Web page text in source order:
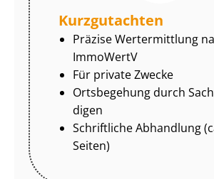
Kurzgutachten
Präzise Wertermittlung
ImmoWertV
Für private Zwecke
Ortsbegehung durch
di­gen
Schriftliche Abhandlung
Seiten)